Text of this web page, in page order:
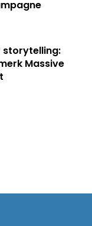
storytelling:
Massive